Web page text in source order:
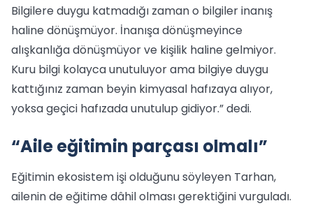
Bilgilere duygu katmadığı zaman o bilgiler inanış
haline dönüşmüyor. İnanışa dönüşmeyince
alışkanlığa dönüşmüyor ve kişilik haline gelmiyor.
Kuru bilgi kolayca unutuluyor ama bilgiye duygu
kattığınız zaman beyin kimyasal hafızaya alıyor,
yoksa geçici hafızada unutulup gidiyor.” dedi.
“Aile eğitimin parçası olmalı”
Eğitimin ekosistem işi olduğunu söyleyen Tarhan,
ailenin de eğitime dâhil olması gerektiğini vurguladı.